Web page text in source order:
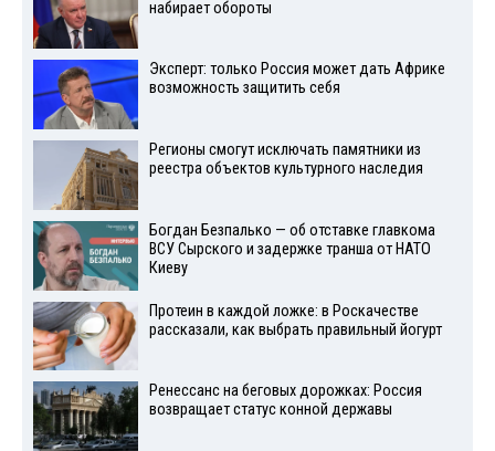
набирает обороты
Эксперт: только Россия может дать Африке
возможность защитить себя
Регионы смогут исключать памятники из
реестра объектов культурного наследия
Богдан Безпалько — об отставке главкома
ВСУ Сырского и задержке транша от НАТО
Киеву
Протеин в каждой ложке: в Роскачестве
рассказали, как выбрать правильный йогурт
Ренессанс на беговых дорожках: Россия
возвращает статус конной державы